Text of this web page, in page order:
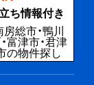
ち情報付き
総市・鴨川
富津市・君津
の物件探し